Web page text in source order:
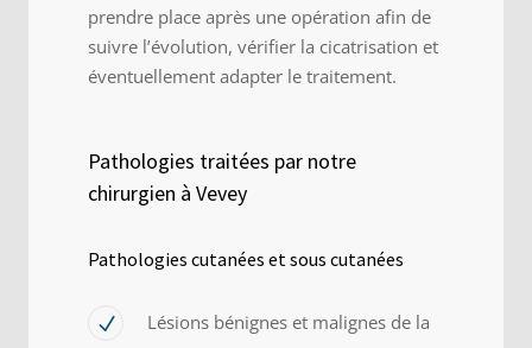
prendre place après une opération afin de
suivre l’évolution, vérifier la cicatrisation et
éventuellement adapter le traitement.
Pathologies traitées par notre
chirurgien à Vevey
Pathologies cutanées et sous cutanées
Lésions bénignes et malignes de la